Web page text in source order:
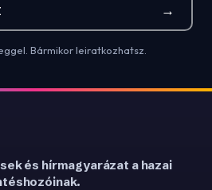
→
Bármikor leiratkozhatsz.
és hírmagyarázat a hazai